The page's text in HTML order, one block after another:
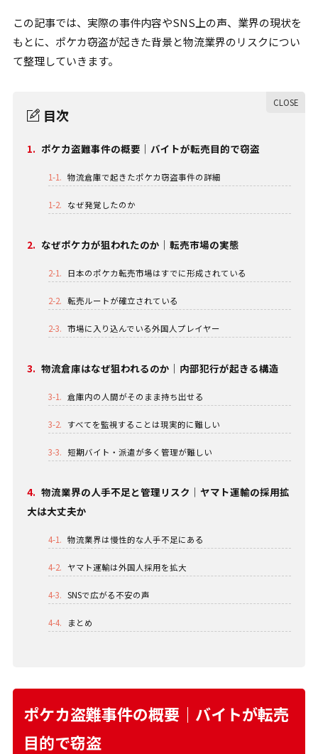
この記事では、実際の事件内容やSNS上の声、業界の現状を
もとに、ポケカ窃盗が起きた背景と物流業界のリスクについ
て整理していきます。
目次
1. ポケカ盗難事件の概要｜バイトが転売目的で窃盗
1-1. 物流倉庫で起きたポケカ窃盗事件の詳細
1-2. なぜ発覚したのか
2. なぜポケカが狙われたのか｜転売市場の実態
2-1. 日本のポケカ転売市場はすでに形成されている
2-2. 転売ルートが確立されている
2-3. 市場に入り込んでいる外国人プレイヤー
3. 物流倉庫はなぜ狙われるのか｜内部犯行が起きる構造
3-1. 倉庫内の人間がそのまま持ち出せる
3-2. すべてを監視することは現実的に難しい
3-3. 短期バイト・派遣が多く管理が難しい
4. 物流業界の人手不足と管理リスク｜ヤマト運輸の採用拡
大は大丈夫か
4-1. 物流業界は慢性的な人手不足にある
4-2. ヤマト運輸は外国人採用を拡大
4-3. SNSで広がる不安の声
4-4. まとめ
ポケカ盗難事件の概要｜バイトが転売
目的で窃盗